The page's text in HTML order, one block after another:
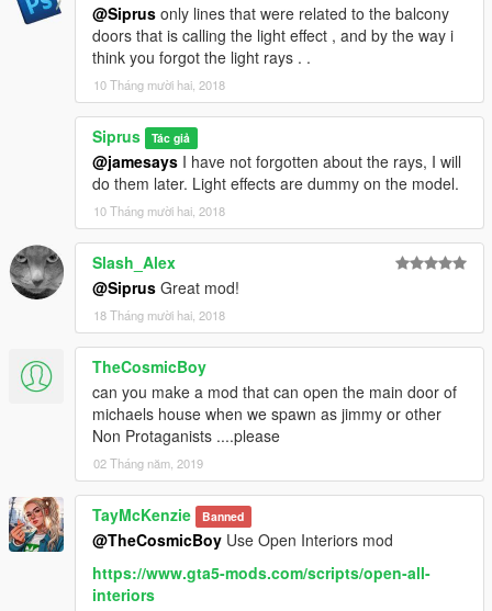
@Siprus only lines that were related to the balcony
doors that is calling the light effect , and by the way i
think you forgot the light rays . .
10 Tháng mười hai, 2018
Siprus Tác giả
@jamesays I have not forgotten about the rays, I will
do them later. Light effects are dummy on the model.
10 Tháng mười hai, 2018
Slash_Alex
@Siprus Great mod!
18 Tháng mười hai, 2018
TheCosmicBoy
can you make a mod that can open the main door of
michaels house when we spawn as jimmy or other
Non Protaganists ....please
02 Tháng năm, 2019
TayMcKenzie Banned
@TheCosmicBoy Use Open Interiors mod
https://www.gta5-mods.com/scripts/open-all-
interiors